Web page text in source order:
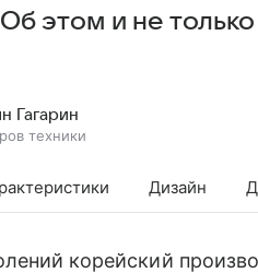
этом и не
Гагарин
техники
Дизайн
корейский